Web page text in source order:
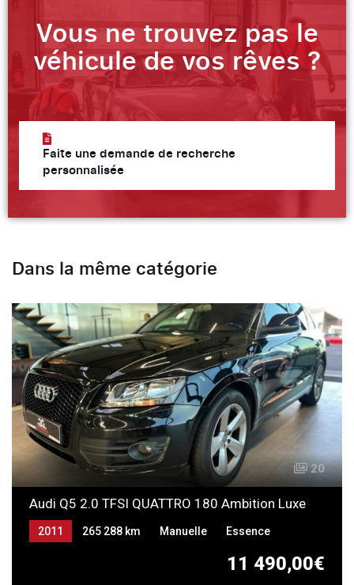
Vous ne trouvez pas le
véhicule de vos rêves ?
Faite une demande de recherche
personnalisée
Dans la même catégorie
20
Audi Q5 2.0 TFSI QUATTRO 180 Ambition Luxe
11 490,00€
2011 265 288 km Manuelle Essence